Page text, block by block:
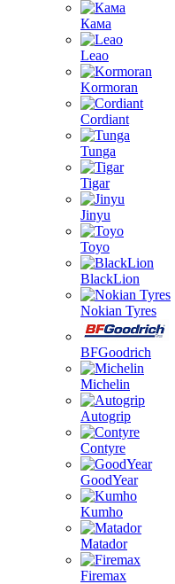
Кама
Leao
Kormoran
Cordiant
Tunga
Tigar
Jinyu
Toyo
BlackLion
Nokian Tyres
BFGoodrich
Michelin
Autogrip
Contyre
GoodYear
Kumho
Matador
Firemax